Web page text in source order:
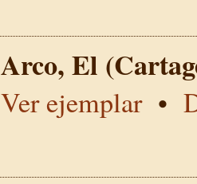
Arco, El
Ver ejemplar•